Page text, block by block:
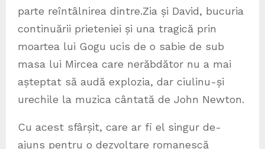
parte reîntâlnirea dintre.Zia și David, bucuria
continuării prieteniei și una tragică prin
moartea lui Gogu ucis de o sabie de sub
masa lui Mircea care nerăbdător nu a mai
așteptat să audă explozia, dar ciulinu-și
urechile la muzica cântată de John Newton.
Cu acest sfârșit, care ar fi el singur de-
ajuns pentru o dezvoltare romanescă